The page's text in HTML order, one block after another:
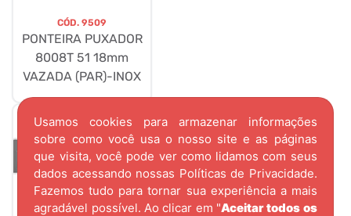
Usamos cookies para armazenar informações
sobre como você usa o nosso site e as páginas
que visita, você pode ver como lidamos com seus
dados acessando nossas Políticas de Privacidade.
Fazemos tudo para tornar sua experiência a mais
agradável possível. Ao clicar em "Aceitar todos os
CÓD. 9509
PONTEIRA PUXADOR
8008T 51 18mm
VAZADA (PAR)-INOX